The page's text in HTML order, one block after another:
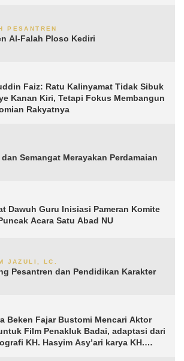
PESANTREN
Al-Falah Ploso Kediri
Faiz: Ratu Kalinyamat Tidak Sibuk
Kanan Kiri, Tetapi Fokus Membangun
Rakyatnya
Semangat Merayakan Perdamaian
Dawuh Guru Inisiasi Pameran Komite
Acara Satu Abad NU
JAZULI, LC.
Pesantren dan Pendidikan Karakter
Beken Fajar Bustomi Mencari Aktor
Film Penakluk Badai, adaptasi dari
KH. Hasyim Asy’ari karya KH.